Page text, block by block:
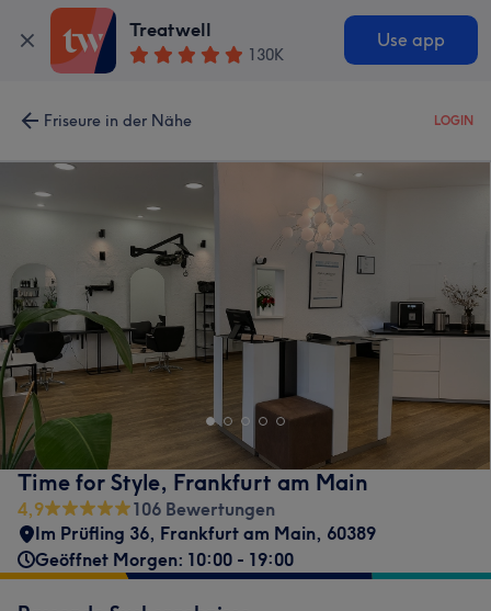
Treatwell
130K
Use app
Friseure in der Nähe LOGIN
Time for Style, Frankfurt am Main
4,9
106 Bewertungen
Im Prüfling 36, Frankfurt am Main, 60389
Geöffnet Morgen: 10:00 - 19:00